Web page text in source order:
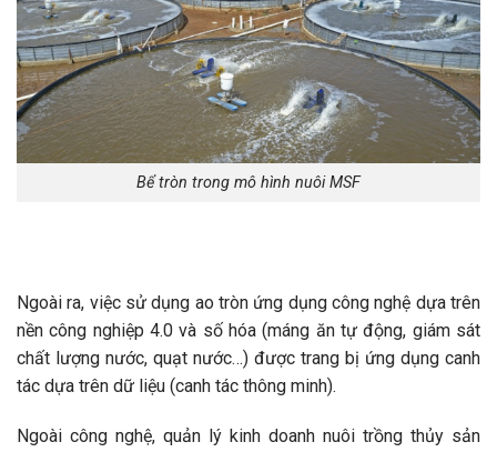
Bể tròn trong mô hình nuôi MSF
Ngoài ra, việc sử dụng ao tròn ứng dụng công nghệ dựa trên
nền công nghiệp 4.0 và số hóa (máng ăn tự động, giám sát
chất lượng nước, quạt nước…) được trang bị ứng dụng canh
tác dựa trên dữ liệu (canh tác thông minh).
Ngoài công nghệ, quản lý kinh doanh nuôi trồng thủy sản